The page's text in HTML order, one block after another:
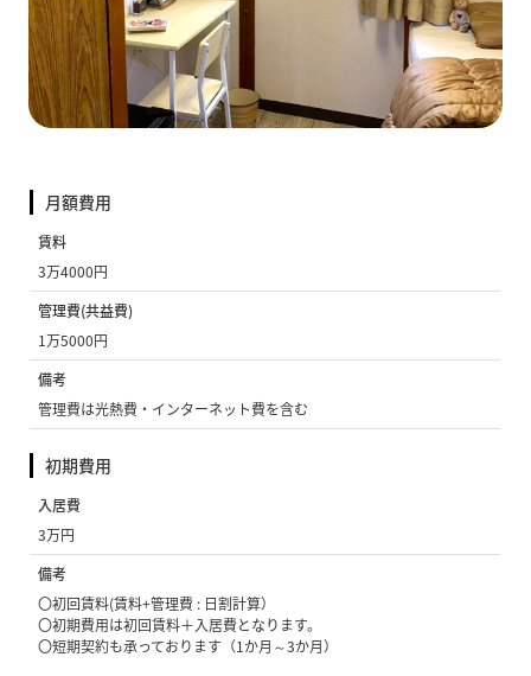
月額費用
賃料
3万4000円
管理費(共益費)
1万5000円
備考
管理費は光熱費・インターネット費を含む
初期費用
入居費
3万円
備考
〇初回賃料(賃料+管理費 : 日割計算）
〇初期費用は初回賃料＋入居費となります。
〇短期契約も承っております（1か月～3か月）